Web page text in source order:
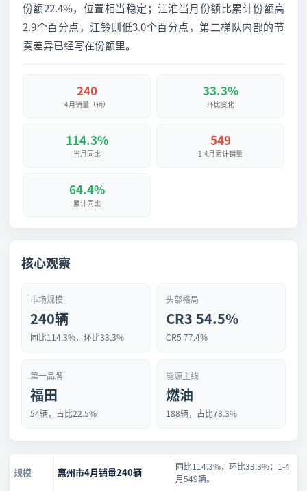
份额22.4%，位置相当稳定；江淮当月份额比累计份额高
2.9个百分点，江铃则低3.0个百分点，第二梯队内部的节
奏差异已经写在份额里。
240
4月销量（辆）
33.3%
环比变化
114.3%
当月同比
549
1-4月累计销量
64.4%
累计同比
核心观察
市场规模
240辆
同比114.3%，环比33.3%
头部格局
CR3 54.5%
CR5 77.4%
第一品牌
福田
54辆，占比22.5%
能源主线
燃油
188辆，占比78.3%
规模 惠州市4月销量240辆
同比114.3%，环比33.3%；1-4
月549辆。